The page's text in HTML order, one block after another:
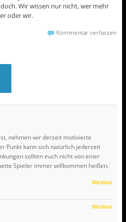
Wir wissen nur nicht, wer mehr
oder wir.
Kommentar verfassen
nehmen wir derzeit motivierte
Punkt kann sich natürlich jederzeit
sollten euch nicht von einer
Spieler immer willkommen heißen.
Medium
Medium